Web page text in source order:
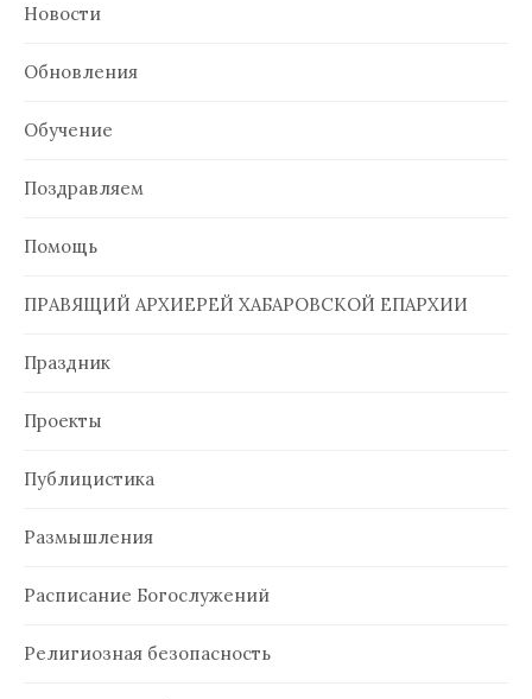
Новости
Обновления
Обучение
Поздравляем
Помощь
ПРАВЯЩИЙ АРХИЕРЕЙ ХАБАРОВСКОЙ ЕПАРХИИ
Праздник
Проекты
Публицистика
Размышления
Расписание Богослужений
Религиозная безопасность